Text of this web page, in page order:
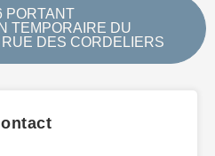
PORTANT
TEMPORAIRE DU
DES CORDELIERS